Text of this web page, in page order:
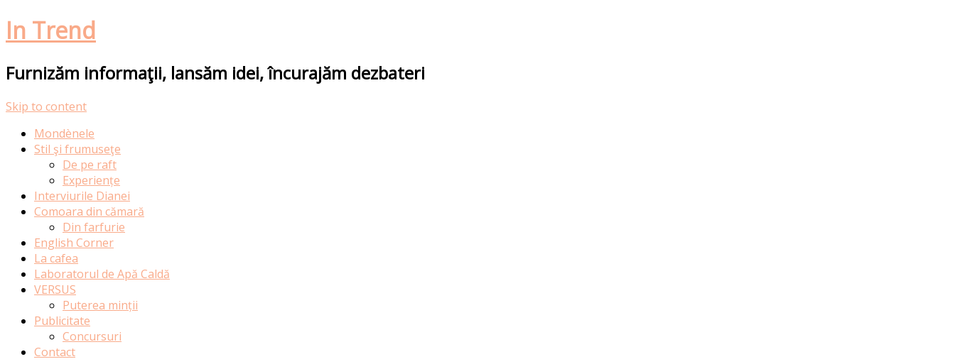
In Trend
Furnizăm informaţii, lansăm idei, încurajăm dezbateri
Skip to content
Mondènele
Stil şi frumuseţe
De pe raft
Experiențe
Interviurile Dianei
Comoara din cămară
Din farfurie
English Corner
La cafea
Laboratorul de Apă Caldă
VERSUS
Puterea minții
Publicitate
Concursuri
Contact